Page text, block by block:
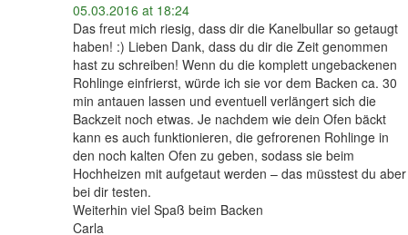
05.03.2016 at 18:24
Das freut mich riesig, dass dir die Kanelbullar so getaugt
haben! :) Lieben Dank, dass du dir die Zeit genommen
hast zu schreiben! Wenn du die komplett ungebackenen
Rohlinge einfrierst, würde ich sie vor dem Backen ca. 30
min antauen lassen und eventuell verlängert sich die
Backzeit noch etwas. Je nachdem wie dein Ofen bäckt
kann es auch funktionieren, die gefrorenen Rohlinge in
den noch kalten Ofen zu geben, sodass sie beim
Hochheizen mit aufgetaut werden – das müsstest du aber
bei dir testen.
Weiterhin viel Spaß beim Backen
Carla